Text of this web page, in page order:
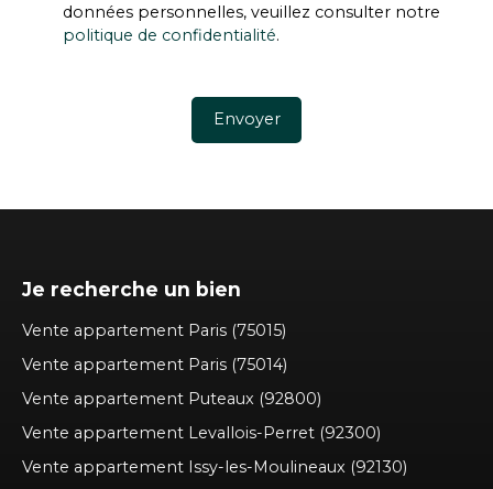
données personnelles, veuillez consulter notre
politique de confidentialité.
Envoyer
Je recherche un bien
Vente appartement Paris (75015)
Vente appartement Paris (75014)
Vente appartement Puteaux (92800)
Vente appartement Levallois-Perret (92300)
Vente appartement Issy-les-Moulineaux (92130)